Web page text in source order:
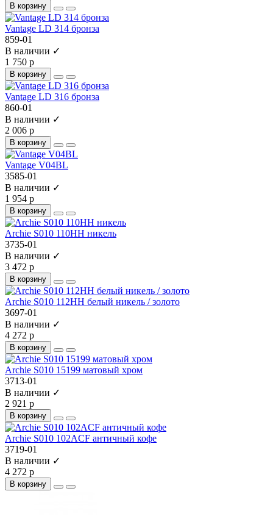
В корзину
Vantage LD 314 бронза
859-01
В наличии ✓
1 750 р
В корзину
Vantage LD 316 бронза
860-01
В наличии ✓
2 006 р
В корзину
Vantage V04BL
3585-01
В наличии ✓
1 954 р
В корзину
Archie S010 110HH никель
3735-01
В наличии ✓
3 472 р
В корзину
Archie S010 112HH белый никель / золото
3697-01
В наличии ✓
4 272 р
В корзину
Archie S010 15199 матовый хром
3713-01
В наличии ✓
2 921 р
В корзину
Archie S010 102ACF античный кофе
3719-01
В наличии ✓
4 272 р
В корзину